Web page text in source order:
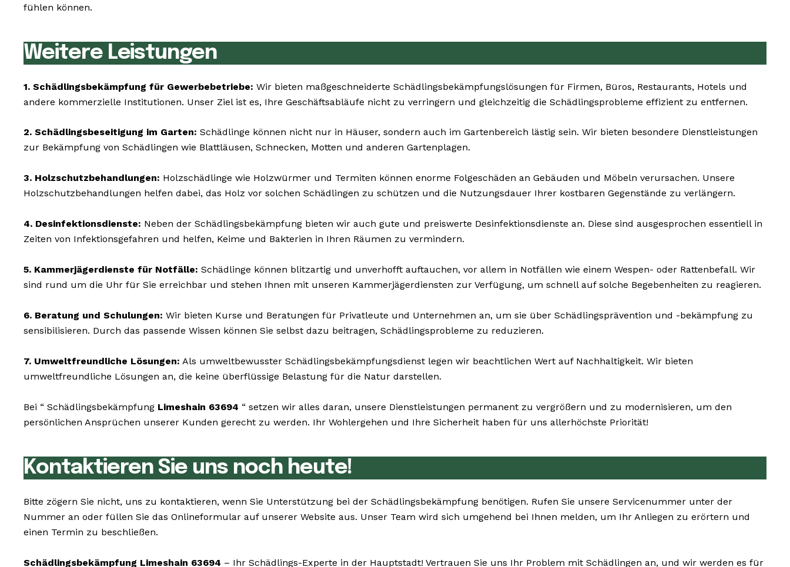
fühlen können.
Weitere Leistungen
1. Schädlingsbekämpfung für Gewerbebetriebe: Wir bieten maßgeschneiderte Schädlingsbekämpfungslösungen für Firmen, Büros, Restaurants, Hotels und
andere kommerzielle Institutionen. Unser Ziel ist es, Ihre Geschäftsabläufe nicht zu verringern und gleichzeitig die Schädlingsprobleme effizient zu entfernen.
2. Schädlingsbeseitigung im Garten: Schädlinge können nicht nur in Häuser, sondern auch im Gartenbereich lästig sein. Wir bieten besondere Dienstleistungen
zur Bekämpfung von Schädlingen wie Blattläusen, Schnecken, Motten und anderen Gartenplagen.
3. Holzschutzbehandlungen: Holzschädlinge wie Holzwürmer und Termiten können enorme Folgeschäden an Gebäuden und Möbeln verursachen. Unsere
Holzschutzbehandlungen helfen dabei, das Holz vor solchen Schädlingen zu schützen und die Nutzungsdauer Ihrer kostbaren Gegenstände zu verlängern.
4. Desinfektionsdienste: Neben der Schädlingsbekämpfung bieten wir auch gute und preiswerte Desinfektionsdienste an. Diese sind ausgesprochen essentiell in
Zeiten von Infektionsgefahren und helfen, Keime und Bakterien in Ihren Räumen zu vermindern.
5. Kammerjägerdienste für Notfälle: Schädlinge können blitzartig und unverhofft auftauchen, vor allem in Notfällen wie einem Wespen- oder Rattenbefall. Wir
sind rund um die Uhr für Sie erreichbar und stehen Ihnen mit unseren Kammerjägerdiensten zur Verfügung, um schnell auf solche Begebenheiten zu reagieren.
6. Beratung und Schulungen: Wir bieten Kurse und Beratungen für Privatleute und Unternehmen an, um sie über Schädlingsprävention und -bekämpfung zu
sensibilisieren. Durch das passende Wissen können Sie selbst dazu beitragen, Schädlingsprobleme zu reduzieren.
7. Umweltfreundliche Lösungen: Als umweltbewusster Schädlingsbekämpfungsdienst legen wir beachtlichen Wert auf Nachhaltigkeit. Wir bieten
umweltfreundliche Lösungen an, die keine überflüssige Belastung für die Natur darstellen.
Bei “ Schädlingsbekämpfung Limeshain 63694 “ setzen wir alles daran, unsere Dienstleistungen permanent zu vergrößern und zu modernisieren, um den
persönlichen Ansprüchen unserer Kunden gerecht zu werden. Ihr Wohlergehen und Ihre Sicherheit haben für uns allerhöchste Priorität!
Kontaktieren Sie uns noch heute!
Bitte zögern Sie nicht, uns zu kontaktieren, wenn Sie Unterstützung bei der Schädlingsbekämpfung benötigen. Rufen Sie unsere Servicenummer unter der
Nummer an oder füllen Sie das Onlineformular auf unserer Website aus. Unser Team wird sich umgehend bei Ihnen melden, um Ihr Anliegen zu erörtern und
einen Termin zu beschließen.
Schädlingsbekämpfung Limeshain 63694 – Ihr Schädlings-Experte in der Hauptstadt! Vertrauen Sie uns Ihr Problem mit Schädlingen an, und wir werden es für